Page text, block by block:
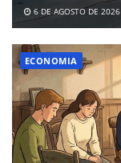
6 DE AGOSTO DE 2026
ECONOMIA